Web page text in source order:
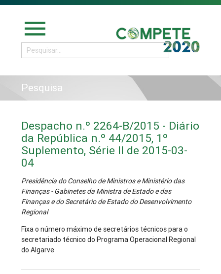
menu
Pesquisa
Despacho n.º 2264-B/2015 - Diário
da República n.º 44/2015, 1º
Suplemento, Série II de 2015-03-
04
Presidência do Conselho de Ministros e Ministério das
Finanças - Gabinetes da Ministra de Estado e das
Finanças e do Secretário de Estado do Desenvolvimento
Regional
Fixa o número máximo de secretários técnicos para o
secretariado técnico do Programa Operacional Regional
do Algarve